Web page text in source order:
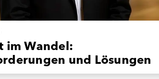
im Wandel:
und Lösungen